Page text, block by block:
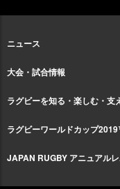
ニュース
大会・試合情報
ラグビーを知る・楽しむ・支
ラグビーワールドカップ
JAPAN RUGBY アニュアル